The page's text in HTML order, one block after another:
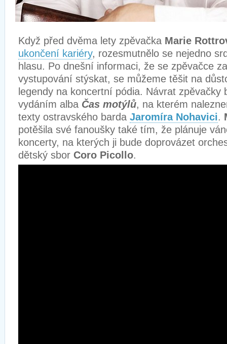
Když před dvěma lety zpěvačka Marie
ukončení kariéry, rozesmutnělo se nejedno
hlasu. Po dnešní informaci, že se zpěvačce
vystupování stýskat, se můžeme těšit na
legendy na koncertní pódia. Návrat zpěvačky
vydáním alba Čas motýlů, na kterém
texty ostravského barda Jaromíra Nohavici.
potěšila své fanoušky také tím, že plánuje
koncerty, na kterých ji bude doprovázet
dětský sbor Coro Picollo.